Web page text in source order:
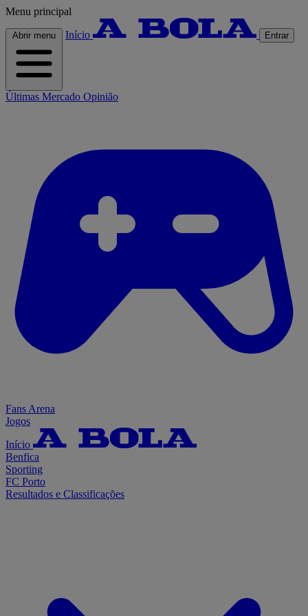
Menu principal
Abrir menu Início Entrar
Últimas Mercado Opinião
Fans Arena
Jogos
Início
Benfica
Sporting
FC Porto
Resultados e Classificações